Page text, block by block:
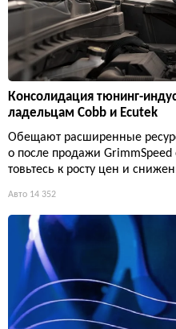
Консолидация тюнинг-
ладельцам Cobb и Ecutek
Обещают расширенные
о после продажи GrimmSpeed
товьтесь к росту цен и
Авто 14 352